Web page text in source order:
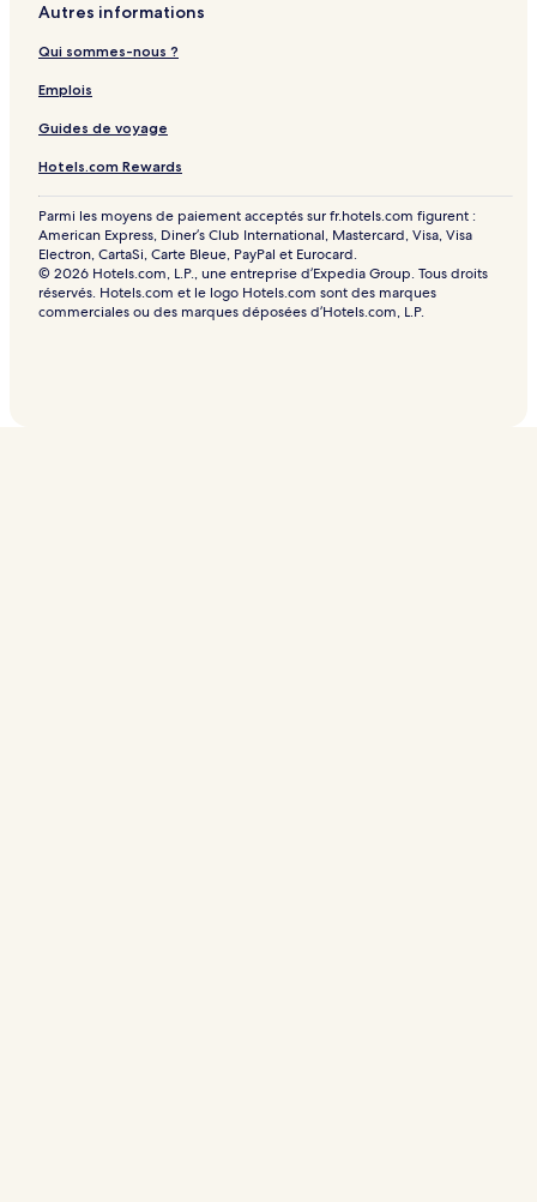
Autres informations
Qui sommes-nous ?
Emplois
Guides de voyage
Hotels.com Rewards
Parmi les moyens de paiement acceptés sur fr.hotels.com figurent :
American Express, Diner’s Club International, Mastercard, Visa, Visa
Electron, CartaSi, Carte Bleue, PayPal et Eurocard.
© 2026 Hotels.com, L.P., une entreprise d’Expedia Group. Tous droits
réservés. Hotels.com et le logo Hotels.com sont des marques
commerciales ou des marques déposées d’Hotels.com, L.P.